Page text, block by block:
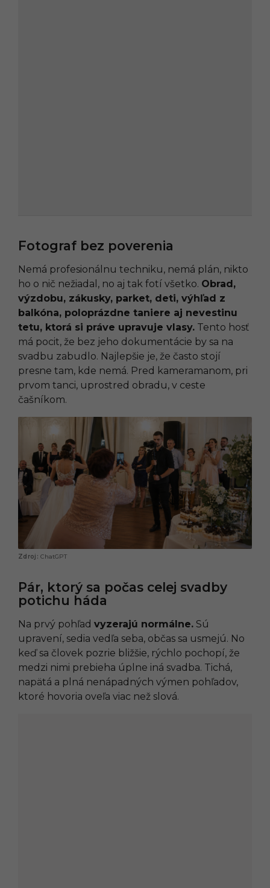
Fotograf bez poverenia
Nemá profesionálnu techniku, nemá plán, nikto
ho o nič nežiadal, no aj tak fotí všetko. Obrad,
výzdobu, zákusky, parket, deti, výhľad z
balkóna, poloprázdne taniere aj nevestinu
tetu, ktorá si práve upravuje vlasy. Tento hosť
má pocit, že bez jeho dokumentácie by sa na
svadbu zabudlo. Najlepšie je, že často stojí
presne tam, kde nemá. Pred kameramanom, pri
prvom tanci, uprostred obradu, v ceste
čašníkom.
ChatGPT
Pár, ktorý sa počas celej svadby
potichu háda
Na prvý pohľad vyzerajú normálne. Sú
upravení, sedia vedľa seba, občas sa usmejú. No
keď sa človek pozrie bližšie, rýchlo pochopí, že
medzi nimi prebieha úplne iná svadba. Tichá,
napätá a plná nenápadných výmen pohľadov,
ktoré hovoria oveľa viac než slová.